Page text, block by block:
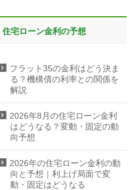
住宅ローン金利の予想
フラット35の金利はどう決ま
る？機構債の利率との関係を
解説
2026年8月の住宅ローン金利
はどうなる？変動・固定の動
向予想
2026年の住宅ローン金利の動
向と予想｜利上げ局面で変
動・固定はどうなる